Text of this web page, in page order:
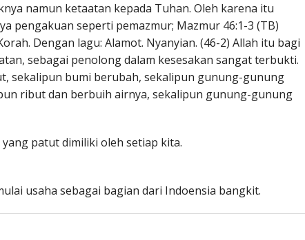
namun ketaatan kepada Tuhan. Oleh karena itu
pengakuan seperti pemazmur; Mazmur 46:1-3 (TB)
Dengan lagu: Alamot. Nyanyian. (46-2) Allah itu bagi
sebagai penolong dalam kesesakan sangat terbukti.
sekalipun bumi berubah, sekalipun gunung-gunung
ribut dan berbuih airnya, sekalipun gunung-gunung
patut dimiliki oleh setiap kita.
usaha sebagai bagian dari Indoensia bangkit.